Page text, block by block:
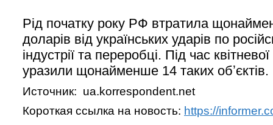
Рід початку року РФ втратила
доларів від українських ударів по
індустрії та переробці. Під час
уразили щонайменше 14 таких обʼєктів.
Источник: ua.korrespondent.net
Короткая ссылка на новость: https://